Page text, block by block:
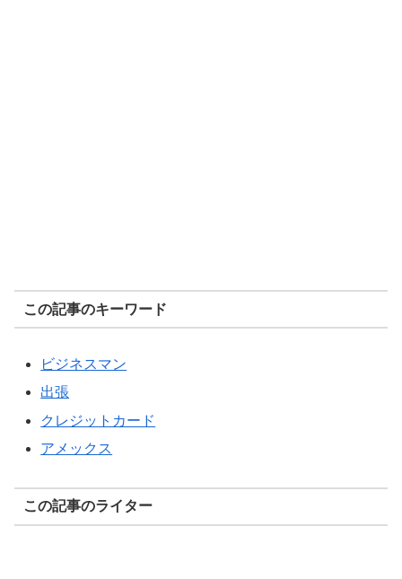
この記事のキーワード
ビジネスマン
出張
クレジットカード
アメックス
この記事のライター